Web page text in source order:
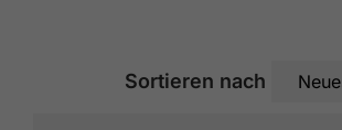
Sortieren nach